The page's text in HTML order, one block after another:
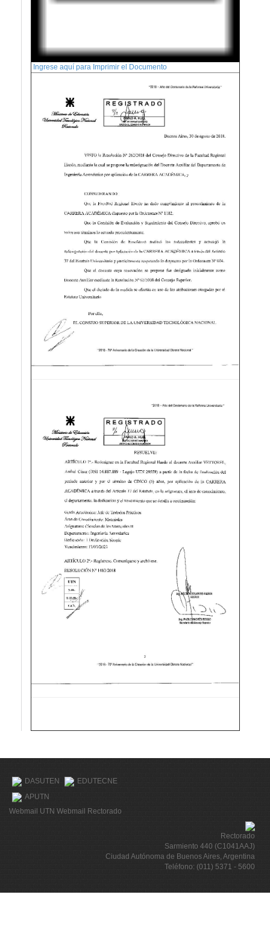
Ingrese aquí para Imprimir el Documento
DASUTEN
EDUTECNE
APUTN
Webmail UTN Webmail Rectorado
Rectorado
Sarmiento 440 (C1041AAJ)
Ciudad Autónoma de Buenos Aires, Argentina
Teléfono: (011) 5371 - 5600